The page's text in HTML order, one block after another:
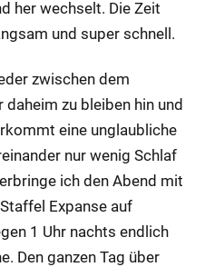
her wechselt. Die Zeit
und super schnell.
zwischen dem
zu bleiben hin und
eine unglaubliche
nur wenig Schlaf
ich den Abend mit
Expanse auf
1 Uhr nachts endlich
Den ganzen Tag über